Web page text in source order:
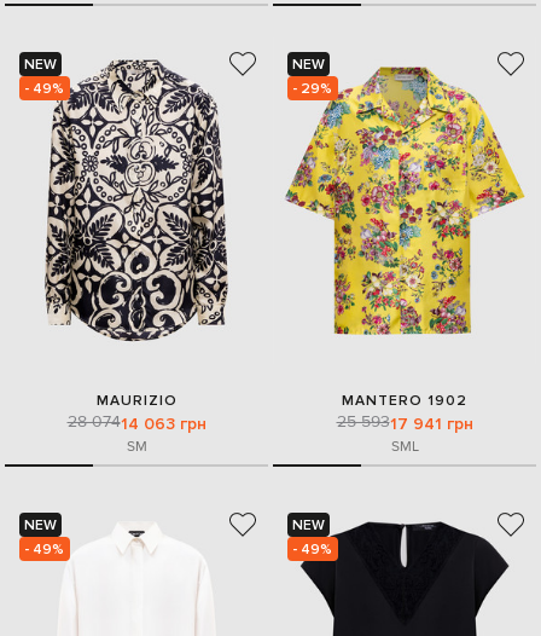
NEW
- 49%
MAURIZIO
28 07414 063 грн
SM
NEW
- 29%
MANTERO 1902
25 59317 941 грн
SML
NEW
- 49%
NEW
- 49%